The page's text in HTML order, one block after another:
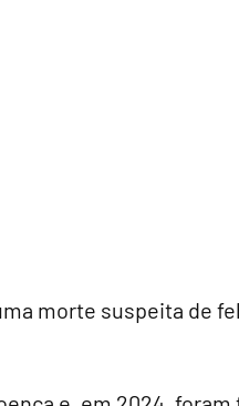
morte suspeita de